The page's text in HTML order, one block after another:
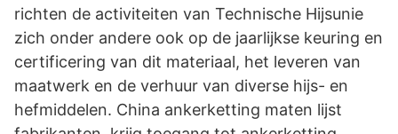
richten de activiteiten van Technische Hijsunie
zich onder andere ook op de jaarlijkse keuring en
certificering van dit materiaal, het leveren van
maatwerk en de verhuur van diverse hijs- en
hefmiddelen. China ankerketting maten lijst